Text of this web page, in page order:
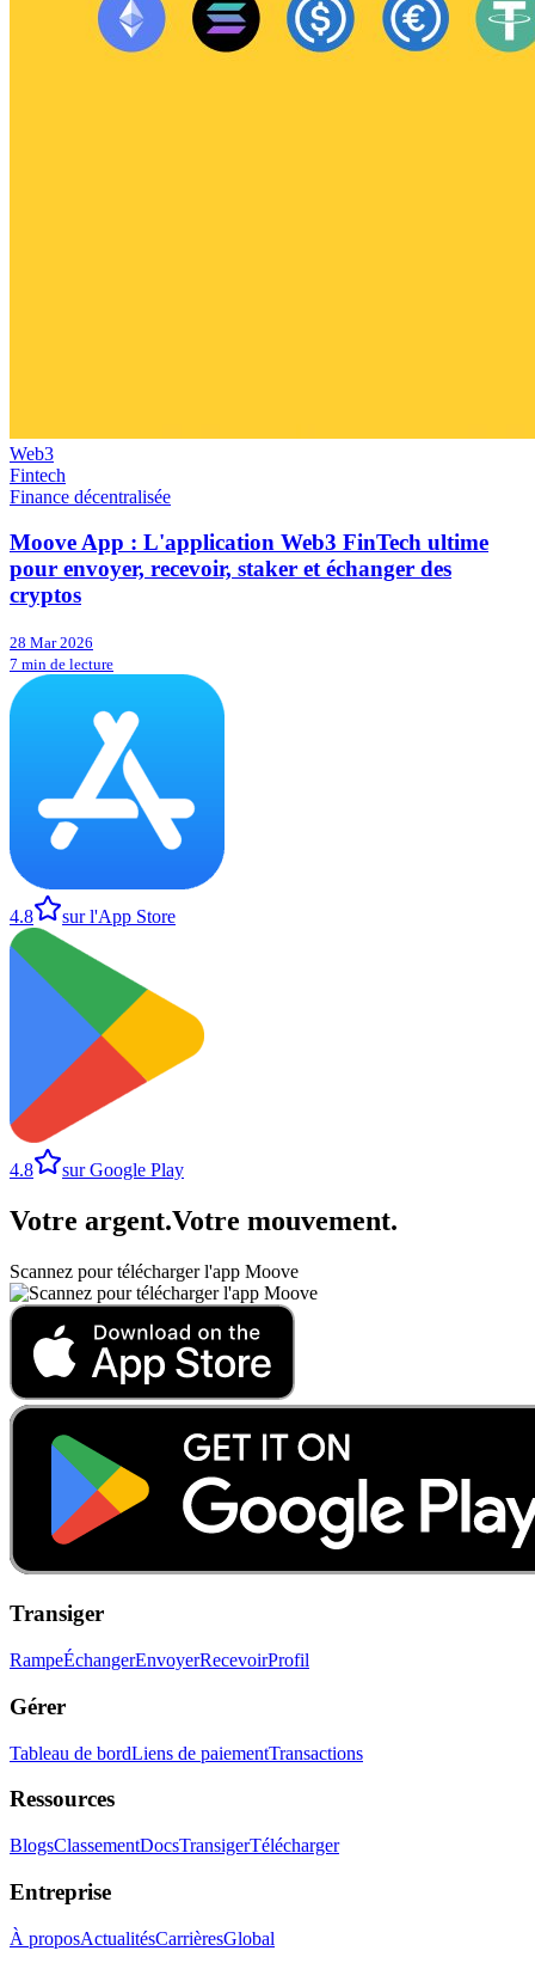
Web3
Fintech
Finance décentralisée
Moove App : L'application Web3 FinTech ultime
pour envoyer, recevoir, staker et échanger des
cryptos
28 Mar 2026
7 min de lecture
4.8 sur l'App Store
4.8 sur Google Play
Votre argent.Votre mouvement.
Scannez pour télécharger l'app Moove
Transiger
RampeÉchangerEnvoyerRecevoirProfil
Gérer
Tableau de bordLiens de paiementTransactions
Ressources
BlogsClassementDocsTransigerTélécharger
Entreprise
À proposActualitésCarrièresGlobal